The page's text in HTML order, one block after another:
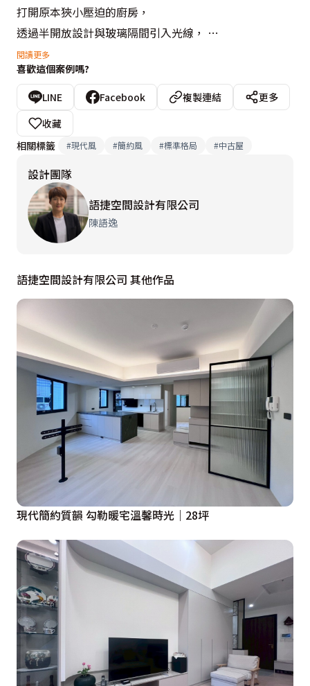
打開原本狹小壓迫的廚房，
透過半開放設計與玻璃隔間引入光線，
讓每天煮三餐都成為舒服的日常。
整體採現代簡約風格，
白基調搭配淺木質感，
簡單、乾淨、耐看。
讓空間回歸生活本質——
好走、好用、好安心。
設計概念文字為【語捷空間設計有限公司】提供
閱讀更多
喜歡這個案例嗎?
LINE Facebook 複製連結
更多
收藏
相關標籤
#現代風 #簡約風 #標準格局 #中古屋
設計團隊
語捷空間設計有限公司
陳語逸
語捷空間設計有限公司 其他作品
現代簡約質韻 勾勒暖宅溫馨時光｜28坪